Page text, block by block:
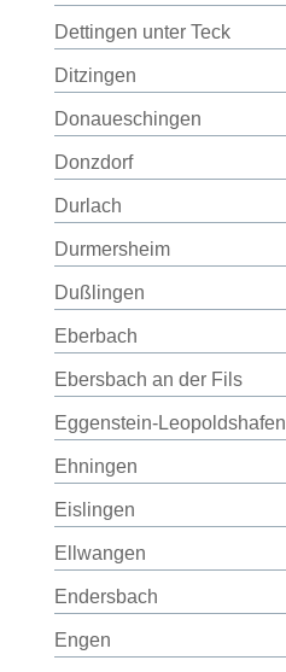
Dettingen unter Teck
Ditzingen
Donaueschingen
Donzdorf
Durlach
Durmersheim
Dußlingen
Eberbach
Ebersbach an der Fils
Eggenstein-Leopoldshafen
Ehningen
Eislingen
Ellwangen
Endersbach
Engen